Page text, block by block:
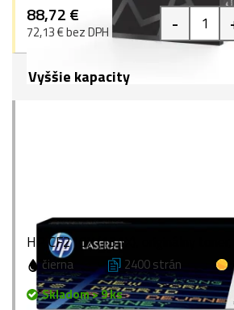
88,72 €
72,13 € bez DPH -
Vyššie kapacity
HP CF210X (131X), originálny
čierna 2400 strán
Skladom > 9 ks